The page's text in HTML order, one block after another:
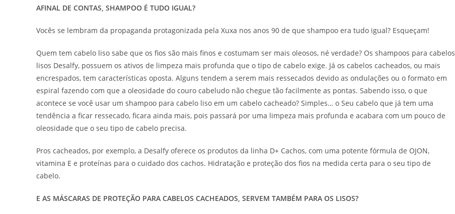
AFINAL DE CONTAS, SHAMPOO É TUDO IGUAL?
Vocês se lembram da propaganda protagonizada pela Xuxa nos anos 90 de que shampoo era tudo igual? Esqueçam!
Quem tem cabelo liso sabe que os fios são mais finos e costumam ser mais oleosos, né verdade? Os shampoos para cabelos
lisos Desalfy, possuem os ativos de limpeza mais profunda que o tipo de cabelo exige. Já os cabelos cacheados, ou mais
encrespados, tem características oposta. Alguns tendem a serem mais ressecados devido as ondulações ou o formato em
espiral fazendo com que a oleosidade do couro cabeludo não chegue tão facilmente as pontas. Sabendo isso, o que
acontece se você usar um shampoo para cabelo liso em um cabelo cacheado? Simples… o Seu cabelo que já tem uma
tendência a ficar ressecado, ficara ainda mais, pois passará por uma limpeza mais profunda e acabara com um pouco de
oleosidade que o seu tipo de cabelo precisa.
Pros cacheados, por exemplo, a Desalfy oferece os produtos da linha D+ Cachos, com uma potente fórmula de OJON,
vitamina E e proteínas para o cuidado dos cachos. Hidratação e proteção dos fios na medida certa para o seu tipo de
cabelo.
E AS MÁSCARAS DE PROTEÇÃO PARA CABELOS CACHEADOS, SERVEM TAMBÉM PARA OS LISOS?